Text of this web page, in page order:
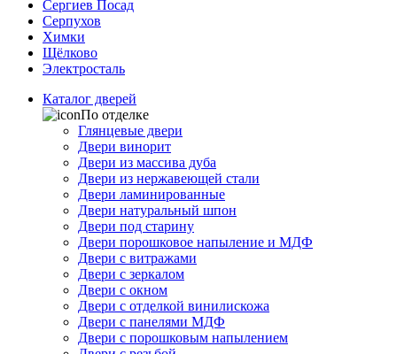
Сергиев Посад
Серпухов
Химки
Щёлково
Электросталь
Каталог дверей
По отделке
Глянцевые двери
Двери винорит
Двери из массива дуба
Двери из нержавеющей стали
Двери ламинированные
Двери натуральный шпон
Двери под старину
Двери порошковое напыление и МДФ
Двери с витражами
Двери с зеркалом
Двери с окном
Двери с отделкой винилискожа
Двери с панелями МДФ
Двери с порошковым напылением